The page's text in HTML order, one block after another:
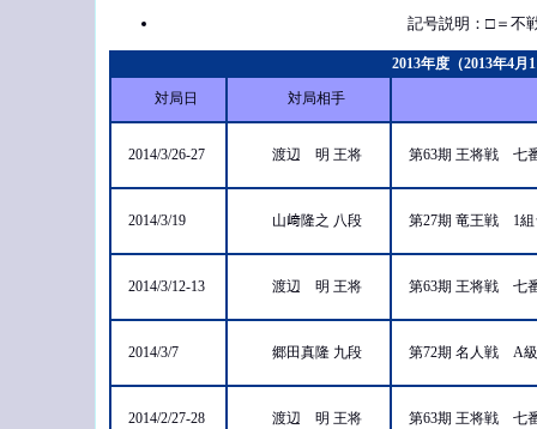
記号説明：□＝不
2013年度（2013年4月
対局日 対局相手
2014/3/26-27 渡辺 明 王将 第63期 王将戦 七
2014/3/19 山﨑隆之 八段 第27期 竜王戦 1
2014/3/12-13 渡辺 明 王将 第63期 王将戦 七
2014/3/7 郷田真隆 九段 第72期 名人戦 A
2014/2/27-28 渡辺 明 王将 第63期 王将戦 七